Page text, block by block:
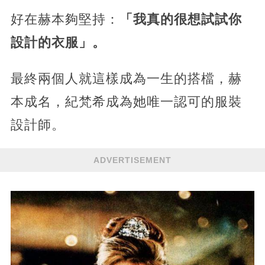
好在赫本夠堅持：
「我真的很想試試你
設計的衣服」。
最終兩個人就這樣成為一生的搭檔，赫
本成名，紀梵希成為她唯一認可的服裝
設計師。
ADVERTISEMENT